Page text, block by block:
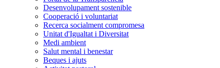
Desenvolupament sostenible
Cooperació i voluntariat
Recerca socialment compromesa
Unitat d'Igualtat i Diversitat
Medi ambient
Salut mental i benestar
Beques i ajuts